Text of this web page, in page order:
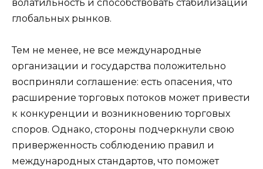
волатильность и способствовать стабилизации
глобальных рынков.
Тем не менее, не все международные
организации и государства положительно
восприняли соглашение: есть опасения, что
расширение торговых потоков может привести
к конкуренции и возникновению торговых
споров. Однако, стороны подчеркнули свою
приверженность соблюдению правил и
международных стандартов, что поможет